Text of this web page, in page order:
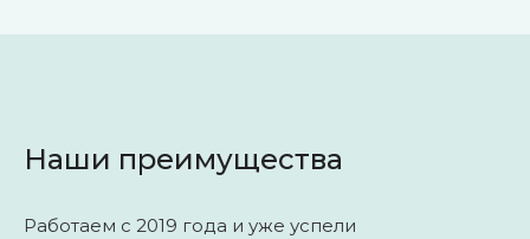
Наши преимущества
Работаем с 2019 года и уже успели